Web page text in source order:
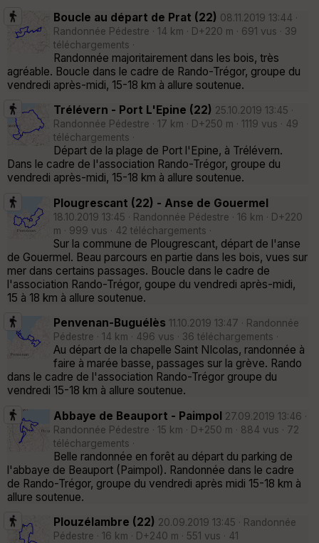
Boucle au départ de Prat (22) 08.11.2019 13:44 ·
Randonnée Pédestre · 14 km · D+220 m · 691 vus · 39
téléchargements ·
Randonnée majoritairement dans les bois, très
agréable. Boucle dans le cadre de Rando-Trégor, groupe du
vendredi après-midi, 15-18 km à allure soutenue.
Trélévern - Port L'Epine (22) 25.10.2019 13:45 ·
Randonnée Pédestre · 17 km · D+250 m · 1119 vus · 49
téléchargements ·
Départ de la plage de Port l'Epine, à Trélévern.
Dans le cadre de l'association Rando-Trégor, groupe du
vendredi après-midi, 15-18 km à allure soutenue.
Plougrescant (22) - Anse de Gouermel
18.10.2019 13:45 · Randonnée Pédestre · 16 km · D+220
m · 999 vus · 42 téléchargements ·
Sur la commune de Plougrescant, départ de l'anse
de Gouermel. Beau parcours en partie dans les bois, vues sur
mer dans certains passages. Boucle dans le cadre de
l'association Rando-Trégor, goupe du vendredi après-midi,
15 à 18 km à allure soutenue.
Penvenan-Buguélès 11.10.2019 13:47 · Randonnée
Pédestre · 14 km · 496 vus · 36 téléchargements ·
Au départ de la chapelle Saint NIcolas, randonnée à
faire à marée basse, passages sur la grève. Rando
dans le cadre de l'association Rando-Trégor groupe du
vendredi 15-18 km à allure soutenue.
Abbaye de Beauport - Paimpol 27.09.2019 13:46 ·
Randonnée Pédestre · 15 km · D+250 m · 884 vus · 72
téléchargements ·
Belle randonnée en forêt au départ du parking de
l'abbaye de Beauport (Paimpol). Randonnée dans le cadre
de Rando-Trégor, groupe du vendredi après midi 15-18 km à
allure soutenue.
Plouzélambre (22) 20.09.2019 13:45 · Randonnée
Pédestre · 16 km · D+240 m · 551 vus · 41